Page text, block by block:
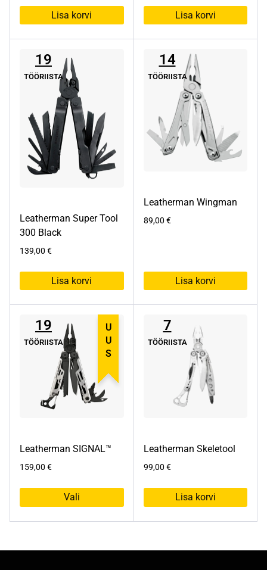
Lisa korvi
oli:
119,00 €.
on:
79,95 €.
Lisa korvi
19
TÖÖRIISTA
Leatherman Super Tool
300 Black
139,00 €
Lisa korvi
14
TÖÖRIISTA
Leatherman Wingman
89,00 €
Lisa korvi
UUS
19
TÖÖRIISTA
Leatherman SIGNAL™
159,00 €
Vali
7
TÖÖRIISTA
Leatherman Skeletool
99,00 €
Lisa korvi